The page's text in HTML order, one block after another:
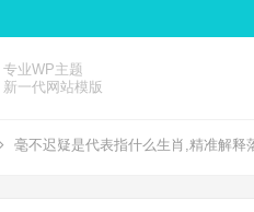
专业WP主题
新一代网站模版
毫不迟疑是代表指什么生肖,精准解释